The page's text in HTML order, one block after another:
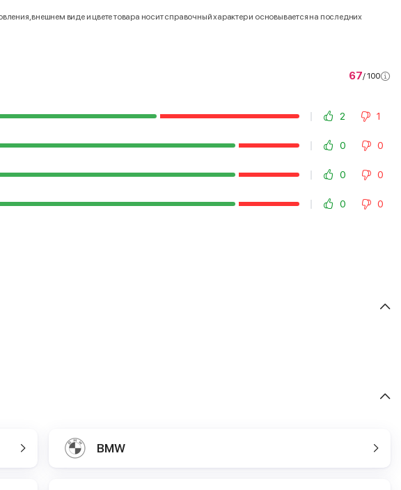
внешнем виде и цвете товара носит справочный характер и основывается на последних
67/ 100
2 1
0 0
0 0
0 0
BMW